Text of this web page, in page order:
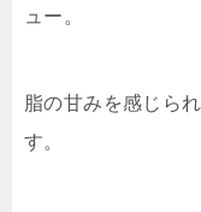
ュー。
脂の甘みを感じら
す。